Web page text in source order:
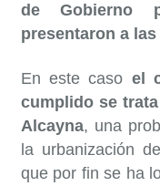
de Gobierno
presentaron a
En este caso el
cumplido se
Alcayna, una
la urbanización
que por fin se ha